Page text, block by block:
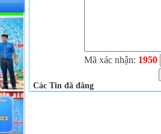
Mã xác nhận: 1950
Các Tin đã đăng